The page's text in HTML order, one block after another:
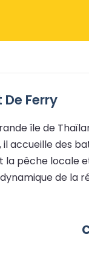
Ferry
île de
accueille des
pêche locale
de la